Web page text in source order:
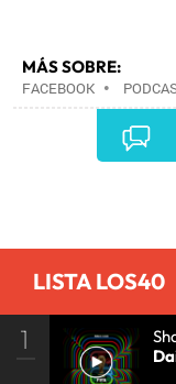
MÁS SOBRE:
FACEBOOK •
ARCHIVOS
•
COMUNICACIONES•
LISTA LOS40
1